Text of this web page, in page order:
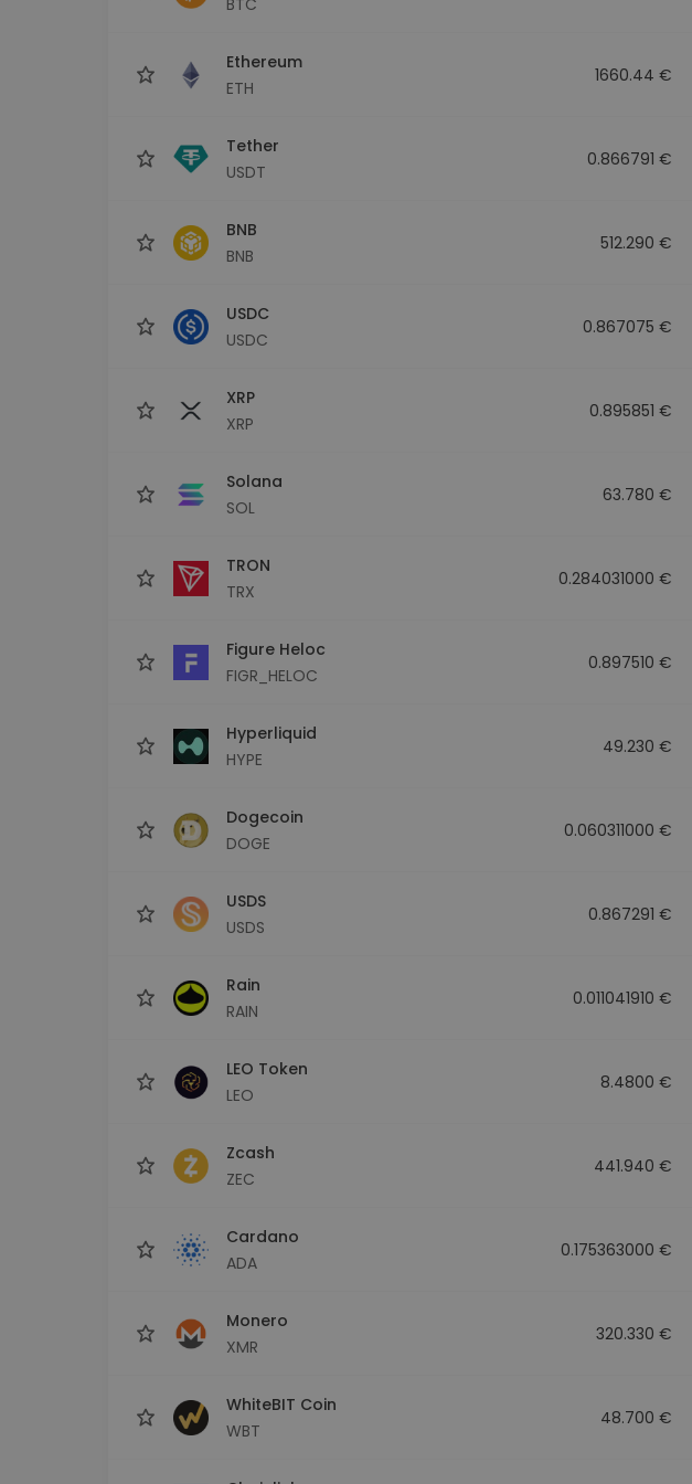
Ethereum
ETH
1660.44 €
Tether
USDT
0.866791 €
BNB
BNB
512.290 €
USDC
USDC
0.867075 €
XRP
XRP
0.895851 €
Solana
SOL
63.780 €
TRON
TRX
0.284031000 €
Figure Heloc
FIGR_HELOC
0.897510 €
Hyperliquid
HYPE
49.230 €
Dogecoin
DOGE
0.060311000 €
USDS
USDS
0.867291 €
Rain
RAIN
0.011041910 €
LEO Token
LEO
8.4800 €
Zcash
ZEC
441.940 €
Cardano
ADA
0.175363000 €
Monero
XMR
320.330 €
WhiteBIT Coin
WBT
48.700 €